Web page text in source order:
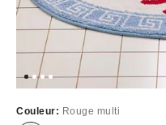
Couleur: Rouge multi